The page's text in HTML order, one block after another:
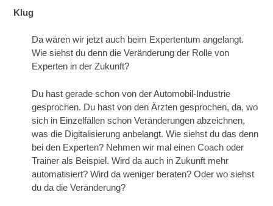
Klug
Da wären wir jetzt auch beim Expertentum angelangt.
Wie siehst du denn die Veränderung der Rolle von
Experten in der Zukunft?
Du hast gerade schon von der Automobil-Industrie
gesprochen. Du hast von den Ärzten gesprochen, da, wo
sich in Einzelfällen schon Veränderungen abzeichnen,
was die Digitalisierung anbelangt. Wie siehst du das denn
bei den Experten? Nehmen wir mal einen Coach oder
Trainer als Beispiel. Wird da auch in Zukunft mehr
automatisiert? Wird da weniger beraten? Oder wo siehst
du da die Veränderung?